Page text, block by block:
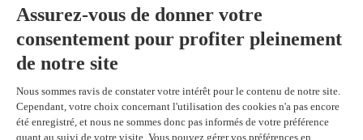
220ml
180,99$ (2 et
T603700 -
Original